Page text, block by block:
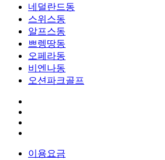
네덜란드동
스위스동
알프스동
쁘렝땅동
오페라동
비엔나동
오션파크골프
이용요금